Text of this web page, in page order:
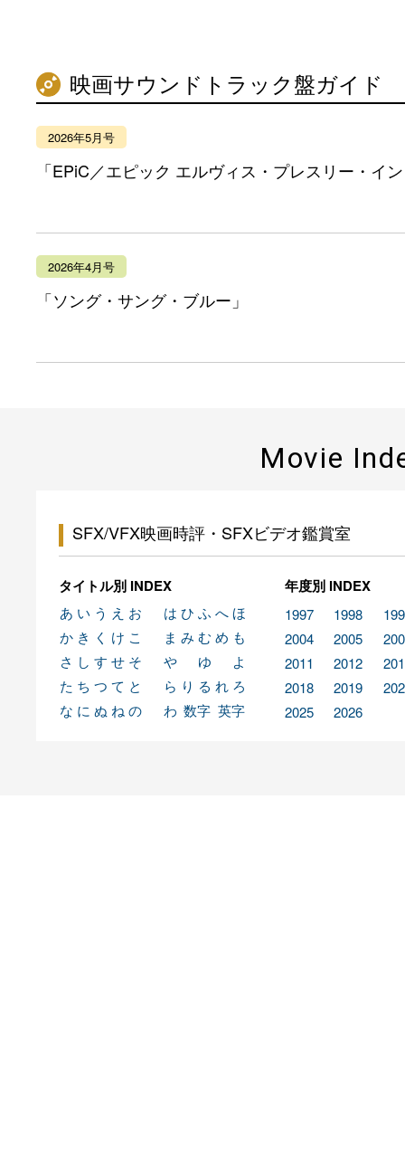
映画サウンドトラック盤ガイド
2026年5月号
「EPiC／エピック エルヴィス・プレスリー・イ
2026年4月号
「ソング・サング・ブルー」
Movie
SFX/VFX映画時評・SFXビデオ鑑賞室
タイトル別 INDEX
あ い う え お
か き く け こ
さ し す せ そ
た ち つ て と
な に ぬ ね の
は ひ ふ へほ
ま み む め も
や
ゆ
よ
ら り る れ ろ
わ 数字 英字
年度別 INDEX
1997 1998
2004
2005
2011
2012
2018
2019
2025
2026